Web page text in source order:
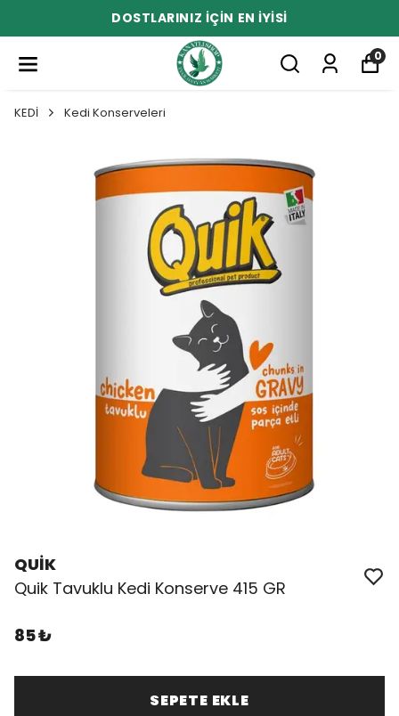
DOSTLARINIZ İÇİN EN İYİSİ
0
KEDİ Kedi Konserveleri
QUİK
Quik Tavuklu Kedi Konserve 415 GR
85 ₺
SEPETE EKLE